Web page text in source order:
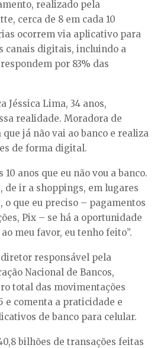
realizado pela
cerca de 8 em cada 10
ocorrem via aplicativo para
canais digitais, incluindo a
por 83% das
Jéssica Lima, 34 anos,
realidade. Moradora de
já não vai ao banco e realiza
de forma digital.
10 anos que eu não vou a banco.
de ir a shoppings, em lugares
o que eu preciso – pagamentos
Pix – se há a oportunidade
meu favor, eu tenho feito”.
responsável pela
Nacional de Bancos,
total das movimentações
e comenta a praticidade e
de banco para celular.
bilhões de transações feitas